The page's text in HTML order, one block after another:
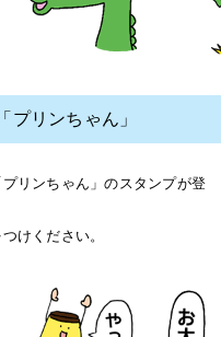
プリンちゃん」
リンちゃん」のスタンプが登
けください。